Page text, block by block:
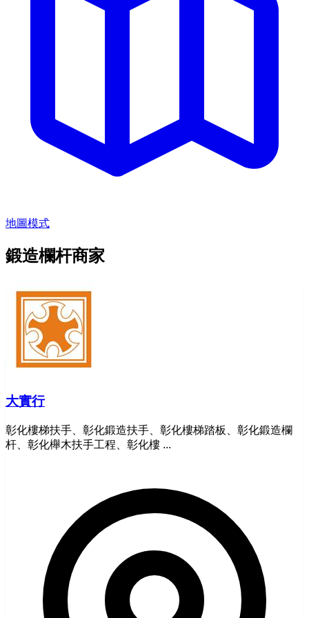
地圖模式
鍛造欄杆商家
大實行
彰化樓梯扶手、彰化鍛造扶手、彰化樓梯踏板、彰化鍛造欄
杆、彰化櫸木扶手工程、彰化樓 ...